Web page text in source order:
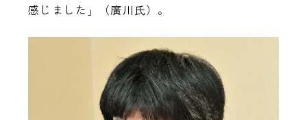
感じました」（廣川氏）。